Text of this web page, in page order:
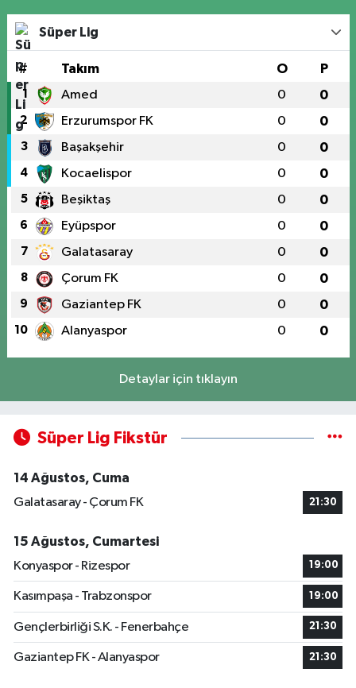
Süper Lig
# Takım O P
1 Amed 0 0
2 Erzurumspor FK 0 0
3 Başakşehir 0 0
4 Kocaelispor 0 0
5 Beşiktaş 0 0
6 Eyüpspor 0 0
7 Galatasaray 0 0
8 Çorum FK 0 0
9 Gaziantep FK 0 0
10 Alanyaspor 0 0
Detaylar için tıklayın
Süper Lig Fikstür
14 Ağustos, Cuma
Galatasaray - Çorum FK
21:30
15 Ağustos, Cumartesi
Konyaspor - Rizespor
19:00
Kasımpaşa - Trabzonspor 19:00
Gençlerbirliği S.K. - Fenerbahçe 21:30
Gaziantep FK - Alanyaspor 21:30